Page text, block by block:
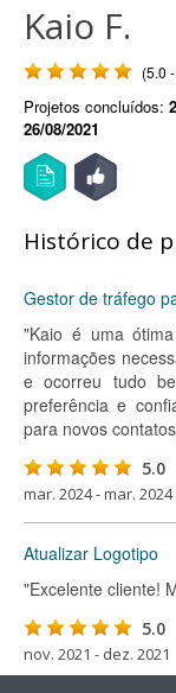
Kaio F.
(5.0
Projetos concluídos: 2
26/08/2021
Histórico de
Gestor de tráfego
"Kaio é uma
informações
e ocorreu tudo
preferência e
para novos
5.0
mar. 2024 - mar. 2024
Atualizar Logotipo
"Excelente cliente!
5.0
nov. 2021 - dez. 2021